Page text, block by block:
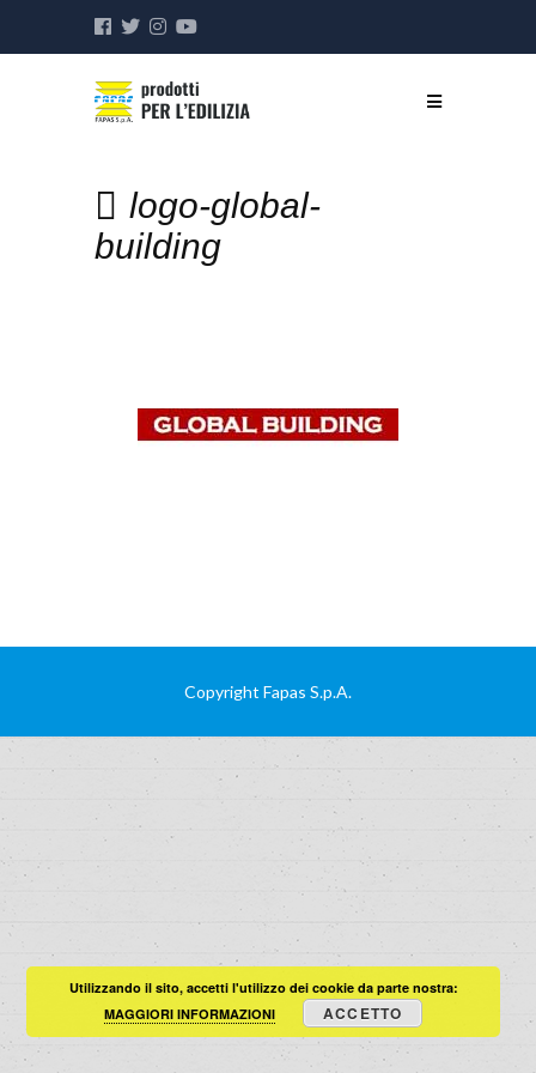
logo-global-
building
Copyright Fapas S.p.A.
Utilizzando il sito, accetti l'utilizzo dei cookie da parte nostra:
MAGGIORI INFORMAZIONI
ACCETTO